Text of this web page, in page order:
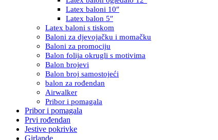
Latex baloni 10″
Latex balon 5″
Latex baloni s tiskom
Baloni za djevojačku i momačku
Baloni za promociju
Balon folija okrugli s motivima
Balon brojevi
Balon broj samostojeći
balon za rođendan
Airwalker
Pribor i pomagala
Pribor i pomagala
Prvi rođendan
Jestive pokrivke
Girlande